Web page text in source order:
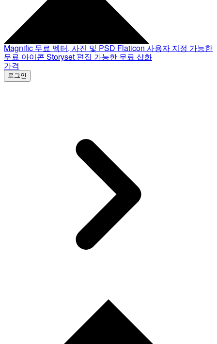
Magnific 무료 벡터, 사진 및 PSD Flaticon 사용자 지정 가능한
무료 아이콘 Storyset 편집 가능한 무료 삽화
가격
로그인